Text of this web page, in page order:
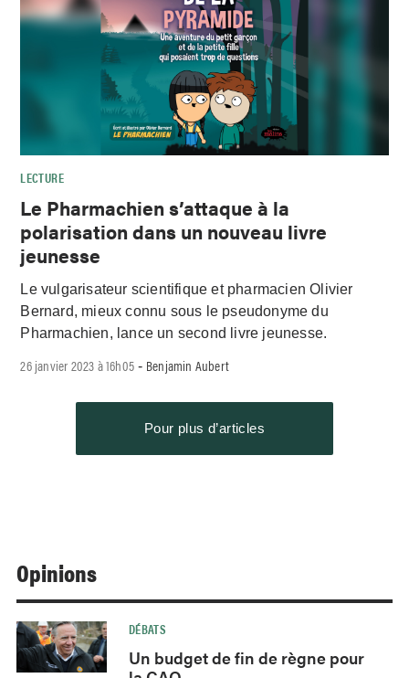
LECTURE
Le Pharmachien s’attaque à la
polarisation dans un nouveau livre
jeunesse
Le vulgarisateur scientifique et pharmacien Olivier
Bernard, mieux connu sous le pseudonyme du
Pharmachien, lance un second livre jeunesse.
26 janvier 2023 à 16h05 - Benjamin Aubert
Pour plus d’articles
Opinions
DÉBATS
Un budget de fin de règne pour